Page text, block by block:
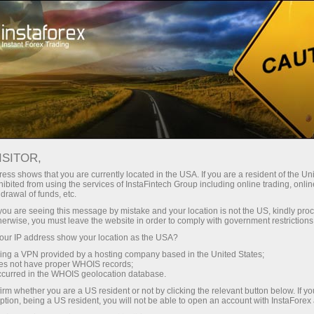
InstaForex के साथ आपको वास्तविक
लीवरेज, मार्केट में बेहतरीन स्प्रेड्स और
कमीशन, और स्टॉक्स व इंडेक्स ट्रेडिंग के लिए
फायदेमंद शर्तें।
छोटे
हर डिपॉजिट पर
30% बोनस
ट्रेडिंग में
और हाईवे पर गति
shows that you are currently located in the USA. If you are a resident of the
from using the services of InstaFintech Group including online trading,
of funds, etc.
are seeing this message by mistake and your location is not the US, kindly
you must leave the website in order to comply with government
IP address show your location as the USA?
a VPN provided by a hosting company based in the United States;
not have proper WHOIS records;
in the WHOIS geolocation database.
whether you are a US resident or not by clicking the relevant button below. If
being a US resident, you will not be able to open an account with InstaForex